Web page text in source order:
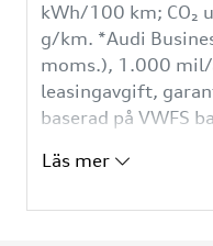
kWh/100 km; CO₂
g/km. *Audi
moms.), 1.000 mil/
leasingavgift,
baserad på VWFS
onormalt slitage
Läs mer